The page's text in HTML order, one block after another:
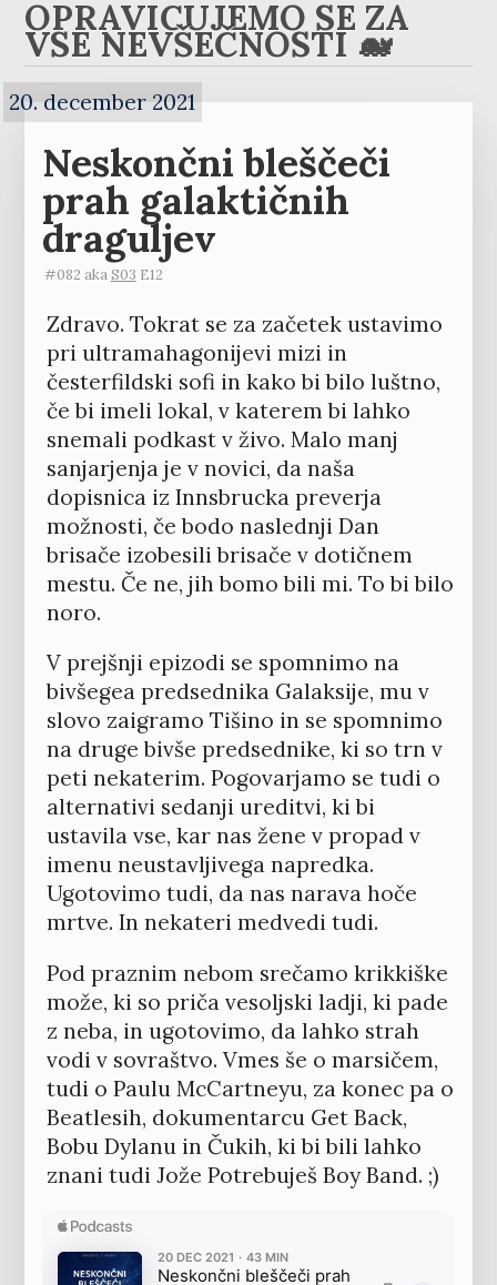
OPRAVIČUJEMO SE ZA
VSE NEVŠEČNOSTI 🐋
20. december 2021
Neskončni bleščeči
prah galaktičnih
draguljev
#082 akaS03 E12
Zdravo. Tokrat se za začetek ustavimo
pri ultramahagonijevi mizi in
česterfildski sofi in kako bi bilo luštno,
če bi imeli lokal, v katerem bi lahko
snemali podkast v živo. Malo manj
sanjarjenja je v novici, da naša
dopisnica iz Innsbrucka preverja
možnosti, če bodo naslednji Dan
brisače izobesili brisače v dotičnem
mestu. Če ne, jih bomo bili mi. To bi bilo
noro.
V prejšnji epizodi se spomnimo na
bivšegea predsednika Galaksije, mu v
slovo zaigramo Tišino in se spomnimo
na druge bivše predsednike, ki so trn v
peti nekaterim. Pogovarjamo se tudi o
alternativi sedanji ureditvi, ki bi
ustavila vse, kar nas žene v propad v
imenu neustavljivega napredka.
Ugotovimo tudi, da nas narava hoče
mrtve. In nekateri medvedi tudi.
Pod praznim nebom srečamo krikkiške
može, ki so priča vesoljski ladji, ki pade
z neba, in ugotovimo, da lahko strah
vodi v sovraštvo. Vmes še o marsičem,
tudi o Paulu McCartneyu, za konec pa o
Beatlesih, dokumentarcu Get Back,
Bobu Dylanu in Čukih, ki bi bili lahko
znani tudi Jože Potrebuješ Boy Band. ;)